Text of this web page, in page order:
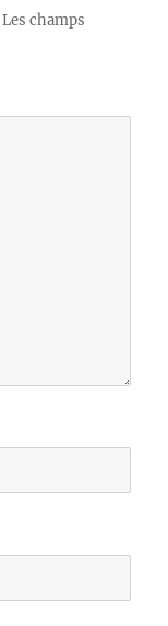
Les champs